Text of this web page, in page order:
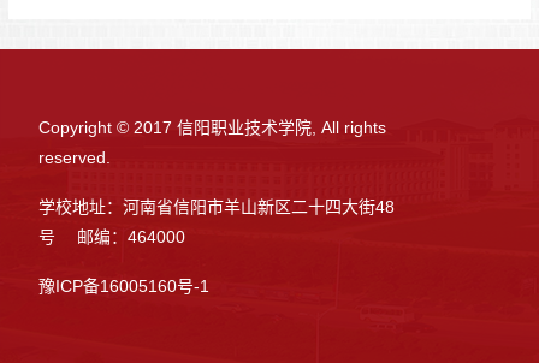
Copyright © 2017 信阳职业技术学院, All rights
reserved.
学校地址：河南省信阳市羊山新区二十四大街48
号 邮编：464000
豫ICP备16005160号-1